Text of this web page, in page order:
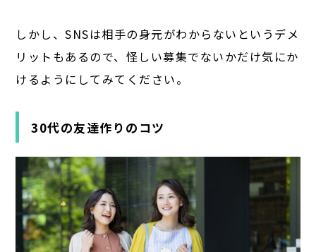
しかし、SNSは相手の身元がわからないというデメ
リットもあるので、怪しい募集でないかだけ気にか
けるようにしてみてください。
30代の友達作りのコツ